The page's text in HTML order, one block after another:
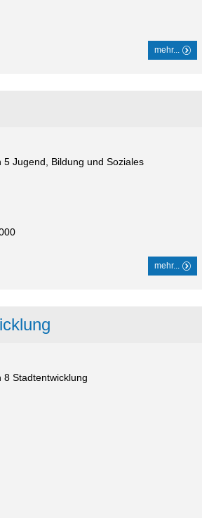
mehr...
Jugend, Bildung und Soziales
mehr...
8 Stadtentwicklung